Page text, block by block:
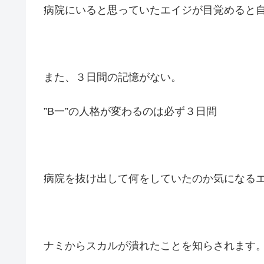
病院にいると思っていたエイジが目覚めると
また、３日間の記憶がない。
”B一”の人格が変わるのは必ず３日間
病院を抜け出して何をしていたのか気になる
ナミからスカルが潰れたことを知らされます。